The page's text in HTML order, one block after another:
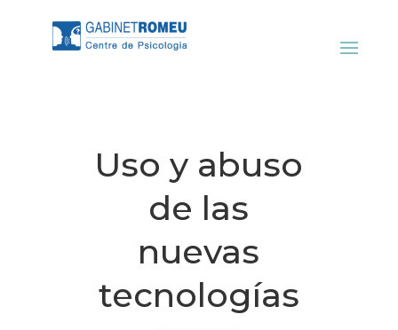
Uso y abuso
de las
nuevas
tecnologías